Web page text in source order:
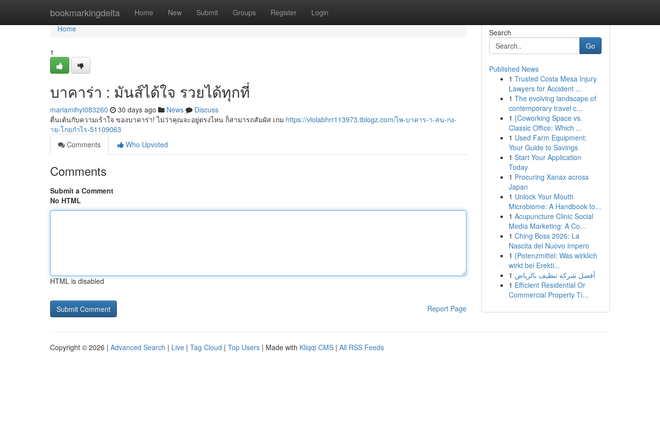
bookmarkingdelta Home New Submit Groups Register Login
Home
Home
1
บาคาร่า : มันส์ได้ใจ รวยได้ทุกที่
mariamihyt083260 30 days ago News
Discuss
ตื่นเต้นกับความเร้าใจ ของบาคาร่า! ไม่ว่าคุณจะอยู่ตรงไหน ก็สามารถสัมผัส เกม https://violabhrr113973.tblogz.com/ไพ-บาคาร-า-สน-กง-
าย-โกยกำไร-51109063
Comments
Who Upvoted
Comments
Submit a Comment
No HTML
HTML is disabled
Report Page
Search
Go
Published News
1 Trusted Costa Mesa Injury
Lawyers for Accident ...
1 The evolving landscape of
contemporary travel c...
1 {Coworking Space vs.
Classic Office: Which ...
1 Used Farm Equipment:
Your Guide to Savings
1 Start Your Application
Today
1 Procuring Xanax across
Japan
1 Unlock Your Mouth
Microbiome: A Handbook to...
1 Acupuncture Clinic Social
Media Marketing: A Co...
1 Ching Boss 2026: La
Nascita del Nuovo Impero
1 {Potenzmittel: Was wirklich
wirkt bei Erekti...
1 أفضل شركة تنظيف بالرياض
1 Efficient Residential Or
Commercial Property Ti...
Copyright © 2026 | Advanced Search | Live | Tag Cloud | Top Users | Made with Kliqqi CMS | All RSS Feeds